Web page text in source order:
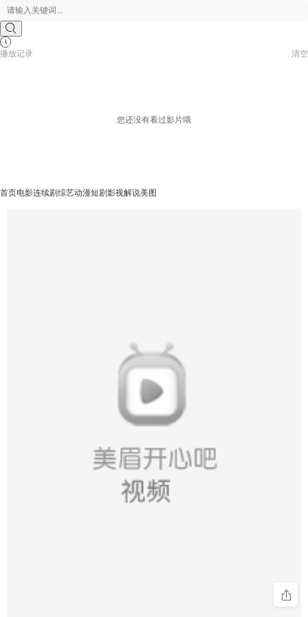
清空
播放记录
您还没有看过影片哦
首页电影连续剧综艺动漫短剧影视解说美图